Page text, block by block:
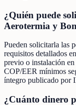
¿Quién puede
Aerotermia y
Pueden solicitarla las
requisitos detallados
previo o instalación
COP/EER mínimos
íntegro publicado
¿Cuánto dinero